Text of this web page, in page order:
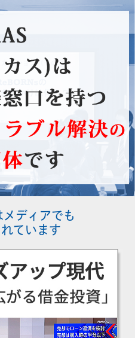
メディアでも
ています